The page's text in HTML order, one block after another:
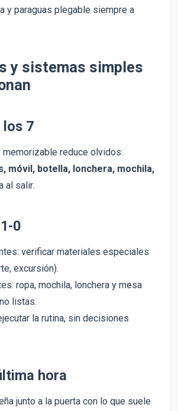
y paraguas plegable siempre a
y sistemas simples
los 7
memorizable reduce olvidos:
móvil, botella, lonchera, mochila,
al salir.
0
verificar materiales especiales
excursión).
ropa, mochila, lonchera y mesa
listas.
la rutina, sin decisiones
hora
junto a la puerta con lo que suele